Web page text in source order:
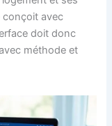
avec
doit donc
méthode et